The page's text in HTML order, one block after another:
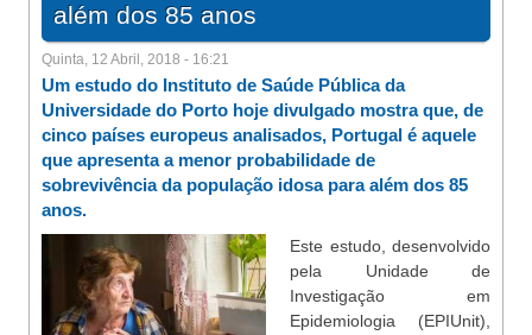
além dos 85 anos
Quinta, 12 Abril, 2018 - 16:21
Um estudo do Instituto de Saúde Pública da
Universidade do Porto hoje divulgado mostra que, de
cinco países europeus analisados, Portugal é aquele
que apresenta a menor probabilidade de
sobrevivência da população idosa para além dos 85
anos.
Este estudo, desenvolvido
pela Unidade de
Investigação em
Epidemiologia (EPIUnit),